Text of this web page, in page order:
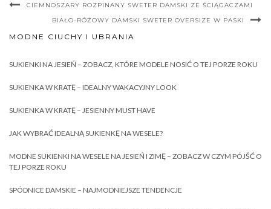
CIEMNOSZARY ROZPINANY SWETER DAMSKI ZE ŚCIĄGACZAMI
BIAŁO-RÓŻOWY DAMSKI SWETER OVERSIZE W PASKI
MODNE CIUCHY I UBRANIA
SUKIENKI NA JESIEŃ – ZOBACZ, KTÓRE MODELE NOSIĆ O TEJ PORZE ROKU
SUKIENKA W KRATĘ – IDEALNY WAKACYJNY LOOK
SUKIENKA W KRATĘ – JESIENNY MUST HAVE
JAK WYBRAĆ IDEALNĄ SUKIENKĘ NA WESELE?
MODNE SUKIENKI NA WESELE NA JESIEŃ I ZIMĘ – ZOBACZ W CZYM PÓJŚĆ O
TEJ PORZE ROKU
SPÓDNICE DAMSKIE – NAJMODNIEJSZE TENDENCJE